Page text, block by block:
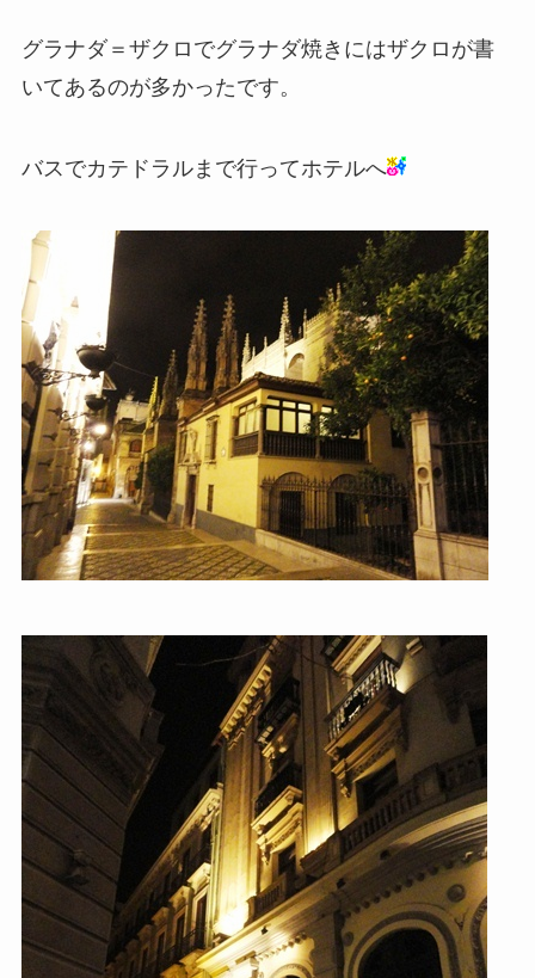
グラナダ＝ザクロでグラナダ焼きにはザクロが書
いてあるのが多かったです。
バスでカテドラルまで行ってホテルへ